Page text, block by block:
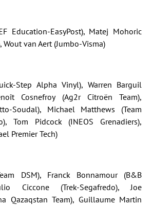
Education-EasyPost), Matej Mohoric
Wout van Aert (Jumbo-Visma)
Step Alpha Vinyl), Warren Barguil
Cosnefroy (Ag2r Citroën Team),
Soudal), Michael Matthews (Team
Tom Pidcock (INEOS Grenadiers),
Premier Tech)
DSM), Franck Bonnamour (B&B
Ciccone (Trek-Segafredo), Joe
Qazaqstan Team), Guillaume Martin